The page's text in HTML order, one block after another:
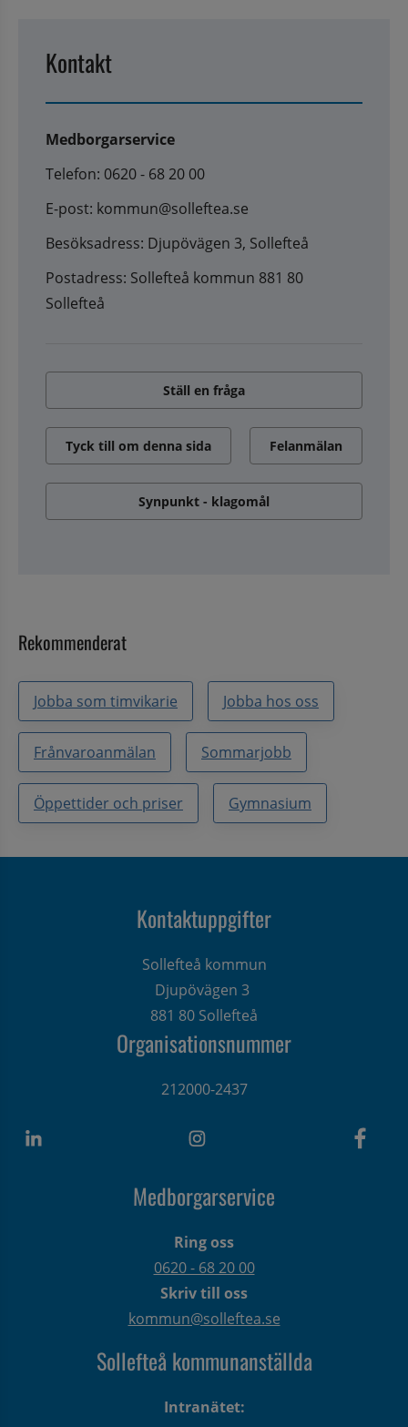
Kontakt
Medborgarservice
Telefon: 0620 - 68 20 00
E-post: kommun@solleftea.se
Besöksadress: Djupövägen 3, Sollefteå
Postadress: Sollefteå kommun 881 80
Sollefteå
Ställ en fråga
Tyck till om denna sida Felanmälan
Synpunkt - klagomål
Rekommenderat
Jobba som timvikarie Jobba hos oss
Frånvaroanmälan Sommarjobb
Öppettider och priser Gymnasium
Kontaktuppgifter
Sollefteå kommun
Djupövägen 3
881 80 Sollefteå
Organisationsnummer
212000-2437
Medborgarservice
Ring oss
0620 - 68 20 00
Skriv till oss
kommun@solleftea.se
Sollefteå kommunanställda
Intranätet: